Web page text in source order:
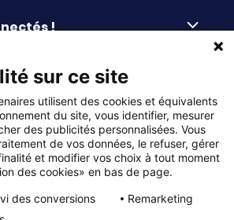
Initiatives
!
facilement
référence
sans frais
Remboursé
10 avenue Georges Auric - 72021
français des solutions de
sur ce site
utilisent des cookies et équivalents
du site, vous identifier, mesurer
des publicités personnalisées. Vous
de vos données, le refuser, gérer
et modifier vos choix à tout moment
des cookies» en bas de page.
des conversions
Remarketing